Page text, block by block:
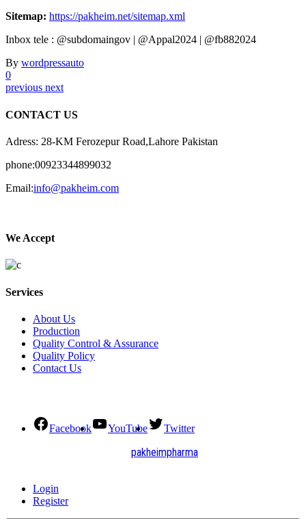
Sitemap: https://pakheim.net/sitemap.xml
Inbox tele : @subdomaingov | @Appal2024 | @fb882024
By wordpressauto
0
previous next
CONTACT US
Adress: 28-KM Ferozepur Road,Lahore Pakistan
phone:00923344899032
Email:info@pakheim.com
We Accept
Services
About Us
Production
Quality Control & Assurance
Quality Policy
Contact Us
Facebook YouTube Twitter
pakheimpharma
Login
Register